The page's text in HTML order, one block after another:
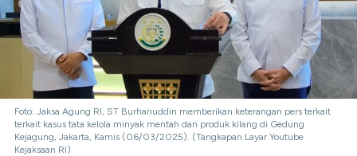
Foto: Jaksa Agung RI, ST Burhanuddin memberikan keterangan pers terkait
terkait kasus tata kelola minyak mentah dan produk kilang di Gedung
Kejagung, Jakarta, Kamis (06/03/2025). (Tangkapan Layar Youtube
Kejaksaan RI)